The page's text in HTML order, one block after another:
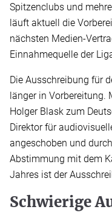
Spitzenclubs und
läuft aktuell die
nächsten Medien-
Einnahmequelle der
Die Ausschreibung für
länger in Vorbereitung.
Holger Blask zum
Direktor für
angeschoben und
Abstimmung mit dem
Jahres ist der
Schwierige